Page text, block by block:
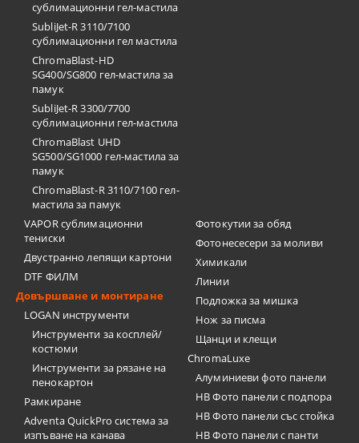
сублимационни гел-мастила
SubliJet-R 3110/7100
сублимационни гел мастила
ChromaBlast-HD
SG400/SG800 гел-мастила за
памук
SubliJet-R 3300/7700
сублимационни гел-мастила
ChromaBlast UHD
SG500/SG1000 гел-мастила за
памук
ChromaBlast-R 3110/7100 гел-
мастила за памук
VAPOR сублимационни
тениски
Двустранно лепящи картони
DTF ФИЛМ
Довършване и монтиране
LOGAN инструменти
Инструменти за косплей/
костюми
Инструменти за рязане на
пенокартон
Рамкиране
Adventa QuickPro система за
изпъване на канава
Фотокутии за обяд
Фотонесесери за моливи
Химикали
Линии
Подложка за мишка
Нож за писма
Щанци и клещи
ChromaLuxe
Алуминиеви фото панели
HB Фото панели с подпора
HB Фото панели със стойка
HB Фото панели с панти